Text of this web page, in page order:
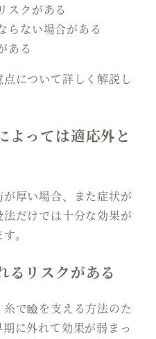
スクがある
らない場合がある
ある
について詳しく解説し
よっては適応外と
厚い場合、また症状が
だけでは十分な効果が
。
るリスクがある
で瞼を支える方法のた
に外れて効果が弱まっ